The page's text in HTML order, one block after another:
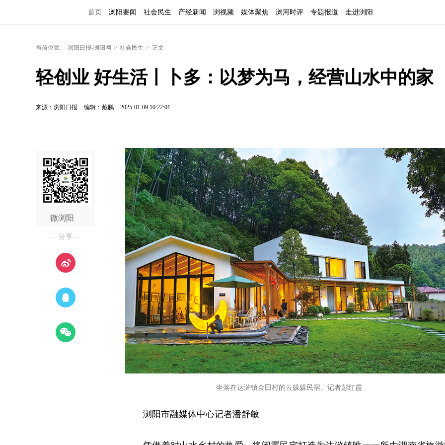
首页 浏阳要闻 社会民生 产经新闻 浏视频 媒体聚焦 浏河时评 专题报道 走进浏阳
当前位置: 浏阳日报-浏阳网 > 社会民生 > 正文
轻创业 好生活丨卜多：以梦为马，经营山水中的家
来源：浏阳日报 编辑：戴鹏 2025-01-09 10:22:01
微浏阳
—分享—
坐落在达浒镇金田村的云躲躲民宿。记者彭红霞
浏阳市融媒体中心记者潘舒敏